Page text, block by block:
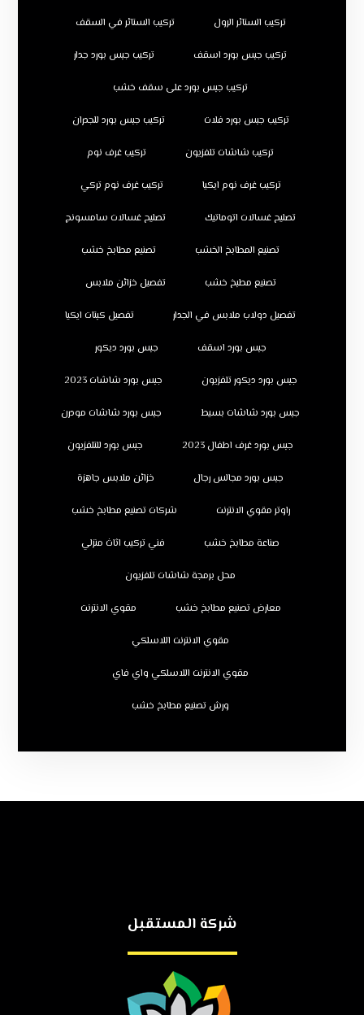
تركيب الستائر الرول تركيب الستائر في السقف
تركيب جبس بورد اسقف تركيب جبس بورد جدار
تركيب جبس بورد على سقف خشب
تركيب جبس بورد فلات تركيب جبس بورد للجدران
تركيب شاشات تلفزيون تركيب غرف نوم
تركيب غرف نوم ايكيا تركيب غرف نوم تركي
تصليح غسالات اتوماتيك تصليح غسالات سامسونج
تصنيع المطابخ الخشب تصنيع مطابخ خشب
تصنيع مطبخ خشب تفصيل خزائن ملابس
تفصيل دولاب ملابس في الجدار تفصيل كبتات ايكيا
جبس بورد اسقف جبس بورد ديكور
جبس بورد ديكور تلفزيون جبس بورد شاشات 2023
جبس بورد شاشات بسيط جبس بورد شاشات مودرن
جبس بورد غرف اطفال 2023 جبس بورد للتلفزيون
جبس بورد مجالس رجال خزائن ملابس جاهزة
راوتر مقوي الانترنت شركات تصنيع مطابخ خشب
صناعة مطابخ خشب فني تركيب اثاث منزلي
محل برمجة شاشات تلفزيون
معارض تصنيع مطابخ خشب مقوي الانترنت
مقوي الانترنت اللاسلكي
مقوي الانترنت اللاسلكي واي فاي
ورش تصنيع مطابخ خشب
شركة المستقبل